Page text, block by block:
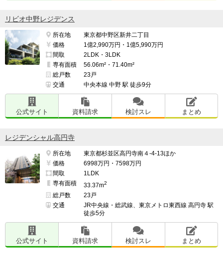
リビオ中野レジデンス
所在地
東京都中野区新井二丁目
価格
1億2,990万円・1億5,990万円
間取
2LDK・3LDK
専有面積
56.06m²・71.40m²
総戸数
23戸
交通
中央本線 中野 駅 徒歩9分
公式サイト 資料請求 検討スレ まとめ
レジデンシャル高円寺
所在地
東京都杉並区高円寺南４-4-13ほか
価格
6998万円・7598万円
間取
1LDK
専有面積
33.37m2
総戸数
23戸
交通
JR中央線・総武線、東京メトロ東西線 高円寺 駅
徒歩5分
公式サイト 資料請求 検討スレ まとめ